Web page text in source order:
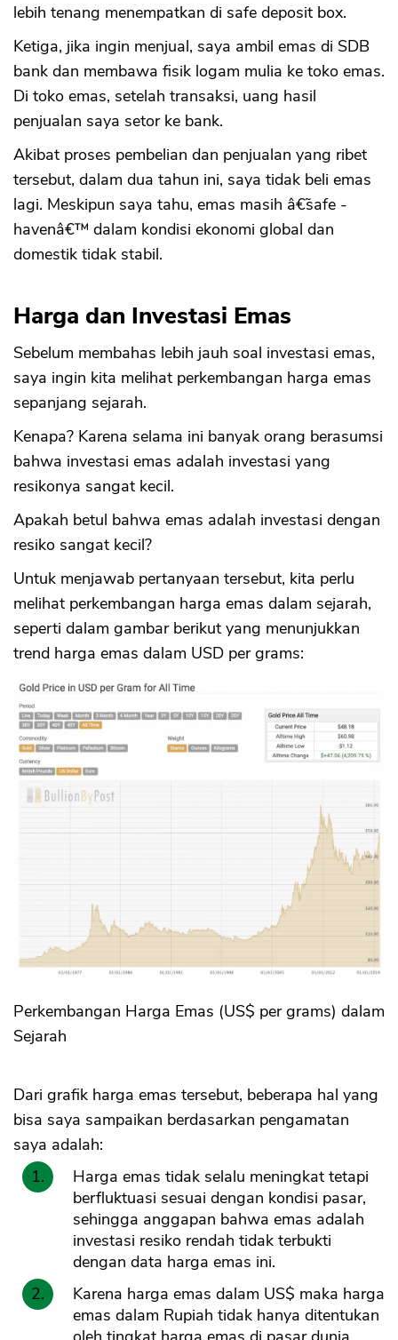
lebih tenang menempatkan di safe deposit box.
Ketiga, jika ingin menjual, saya ambil emas di SDB
bank dan membawa fisik logam mulia ke toko emas.
Di toko emas, setelah transaksi, uang hasil
penjualan saya setor ke bank.
Akibat proses pembelian dan penjualan yang ribet
tersebut, dalam dua tahun ini, saya tidak beli emas
lagi. Meskipun saya tahu, emas masih â€˜safe -
havenâ€™ dalam kondisi ekonomi global dan
domestik tidak stabil.
Harga dan Investasi Emas
Sebelum membahas lebih jauh soal investasi emas,
saya ingin kita melihat perkembangan harga emas
sepanjang sejarah.
Kenapa? Karena selama ini banyak orang berasumsi
bahwa investasi emas adalah investasi yang
resikonya sangat kecil.
Apakah betul bahwa emas adalah investasi dengan
resiko sangat kecil?
Untuk menjawab pertanyaan tersebut, kita perlu
melihat perkembangan harga emas dalam sejarah,
seperti dalam gambar berikut yang menunjukkan
trend harga emas dalam USD per grams:
Perkembangan Harga Emas (US$ per grams) dalam
Sejarah
Dari grafik harga emas tersebut, beberapa hal yang
bisa saya sampaikan berdasarkan pengamatan
saya adalah:
Harga emas tidak selalu meningkat tetapi
berfluktuasi sesuai dengan kondisi pasar,
sehingga anggapan bahwa emas adalah
investasi resiko rendah tidak terbukti
dengan data harga emas ini.
Karena harga emas dalam US$ maka harga
emas dalam Rupiah tidak hanya ditentukan